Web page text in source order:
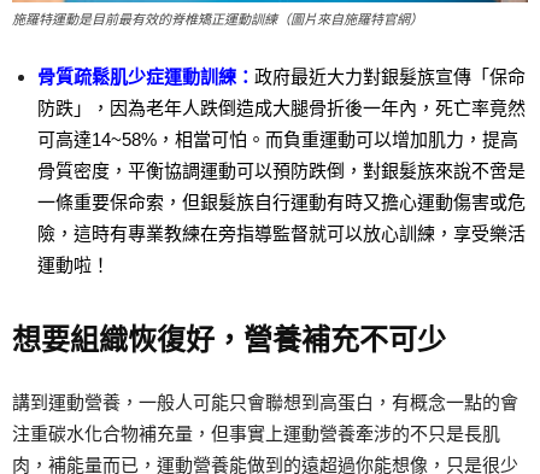
施羅特運動是目前最有效的脊椎矯正運動訓練（圖片來自施羅特官網）
骨質疏鬆肌少症運動訓練： 政府最近大力對銀髮族宣傳「保命
防跌」，因為老年人跌倒造成大腿骨折後一年內，死亡率竟然
可高達14~58%，相當可怕。而負重運動可以增加肌力，提高
骨質密度，平衡協調運動可以預防跌倒，對銀髮族來說不啻是
一條重要保命索，但銀髮族自行運動有時又擔心運動傷害或危
險，這時有專業教練在旁指導監督就可以放心訓練，享受樂活
運動啦！
想要組織恢復好，營養補充不可少
講到運動營養，一般人可能只會聯想到高蛋白，有概念一點的會
注重碳水化合物補充量，但事實上運動營養牽涉的不只是長肌
肉，補能量而已，運動營養能做到的遠超過你能想像，只是很少